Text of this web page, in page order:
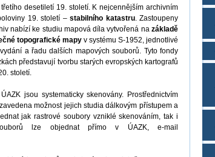
desetiletí 19. století. K nejcennějším archivním
19. století –stabilního katastru. Zastoupeny
nabízí ke studiu mapová díla vytvořená na základě
topografické mapy v systému S-1952, jednotlivé
a řadu dalších mapových souborů. Tyto fondy
představují tvorbu starých evropských kartografů
století.
jsou systematicky skenovány. Prostřednictvím
možnost jejich studia dálkovým přístupem a
jak rastrové soubory vzniklé skenováním, tak i
lze objednat přímo v ÚAZK, e-mail